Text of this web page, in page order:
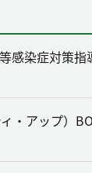
感染症対策指
・アップ）